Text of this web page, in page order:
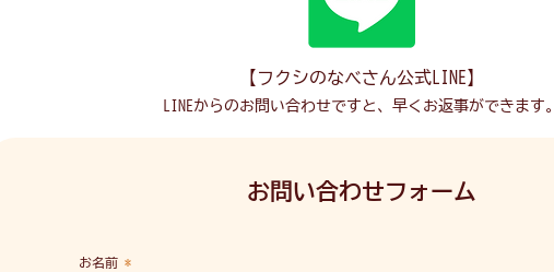
【フクシのなべさん公式LINE】
LINEからのお問い合わせですと、早くお返事ができます。
​お問い合わせフォーム
お名前